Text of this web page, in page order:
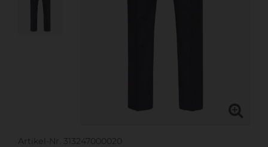
Artikel-Nr. 313247000020